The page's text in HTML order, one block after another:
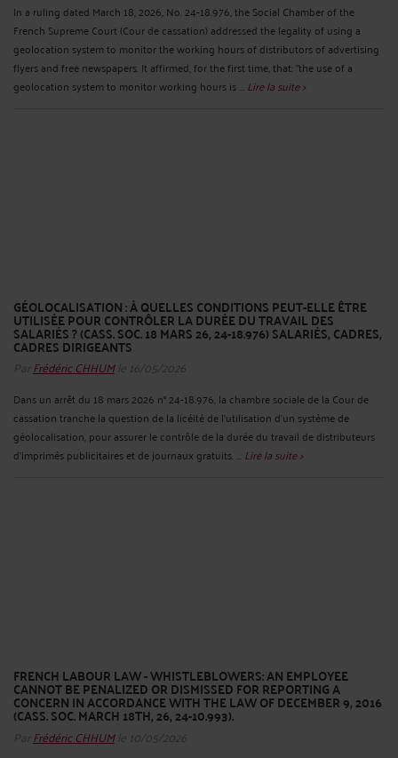
In a ruling dated March 18, 2026, No. 24-18.976, the Social Chamber of the
French Supreme Court (Cour de cassation) addressed the legality of using a
geolocation system to monitor the working hours of distributors of advertising
flyers and free newspapers. It affirmed, for the first time, that: "the use of a
geolocation system to monitor working hours is ... Lire la suite >
GÉOLOCALISATION : À QUELLES CONDITIONS PEUT-ELLE ÊTRE
UTILISÉE POUR CONTRÔLER LA DURÉE DU TRAVAIL DES
SALARIÉS ? (CASS. SOC. 18 MARS 26, 24-18.976) SALARIÉS, CADRES,
CADRES DIRIGEANTS
Par Frédéric CHHUMle 16/05/2026
Dans un arrêt du 18 mars 2026 n° 24-18.976, la chambre sociale de la Cour de
cassation tranche la question de la licéité de l’utilisation d’un système de
géolocalisation, pour assurer le contrôle de la durée du travail de distributeurs
d’imprimés publicitaires et de journaux gratuits. ... Lire la suite >
FRENCH LABOUR LAW - WHISTLEBLOWERS: AN EMPLOYEE
CANNOT BE PENALIZED OR DISMISSED FOR REPORTING A
CONCERN IN ACCORDANCE WITH THE LAW OF DECEMBER 9, 2016
(CASS. SOC. MARCH 18TH, 26, 24-10.993).
Par Frédéric CHHUMle 10/05/2026